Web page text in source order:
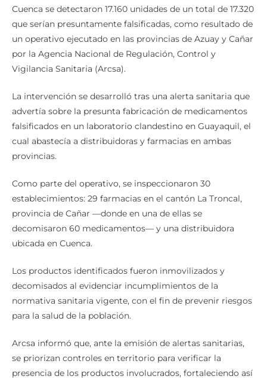
Cuenca se detectaron 17.160 unidades de un total de 17.320
que serían presuntamente falsificadas, como resultado de
un operativo ejecutado en las provincias de Azuay y Cañar
por la Agencia Nacional de Regulación, Control y
Vigilancia Sanitaria (Arcsa).
La intervención se desarrolló tras una alerta sanitaria que
advertía sobre la presunta fabricación de medicamentos
falsificados en un laboratorio clandestino en Guayaquil, el
cual abastecía a distribuidoras y farmacias en ambas
provincias.
Como parte del operativo, se inspeccionaron 30
establecimientos: 29 farmacias en el cantón La Troncal,
provincia de Cañar —donde en una de ellas se
decomisaron 60 medicamentos— y una distribuidora
ubicada en Cuenca.
Los productos identificados fueron inmovilizados y
decomisados al evidenciar incumplimientos de la
normativa sanitaria vigente, con el fin de prevenir riesgos
para la salud de la población.
Arcsa informó que, ante la emisión de alertas sanitarias,
se priorizan controles en territorio para verificar la
presencia de los productos involucrados, fortaleciendo así